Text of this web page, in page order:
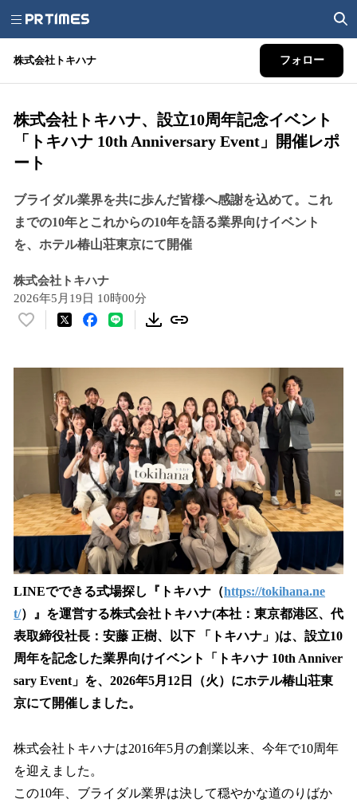
株式会社トキハナ フォロー
株式会社トキハナ、設立10周年記念イベント
「トキハナ 10th Anniversary Event」開催レポ
ート
ブライダル業界を共に歩んだ皆様へ感謝を込めて。これ
までの10年とこれからの10年を語る業界向けイベント
を、ホテル椿山荘東京にて開催
株式会社トキハナ
2026年5月19日 10時00分
い
み
中
で
す
LINEでできる式場探し『トキハナ（https://tokihana.ne
t/）』を運営する株式会社トキハナ(本社：東京都港区、代
表取締役社長：安藤 正樹、以下 「トキハナ」)は、設立10
周年を記念した業界向けイベント「トキハナ 10th Anniver
sary Event」を、2026年5月12日（火）にホテル椿山荘東
京にて開催しました。
株式会社トキハナは2016年5月の創業以来、今年で10周年
を迎えました。
この10年、ブライダル業界は決して穏やかな道のりばか